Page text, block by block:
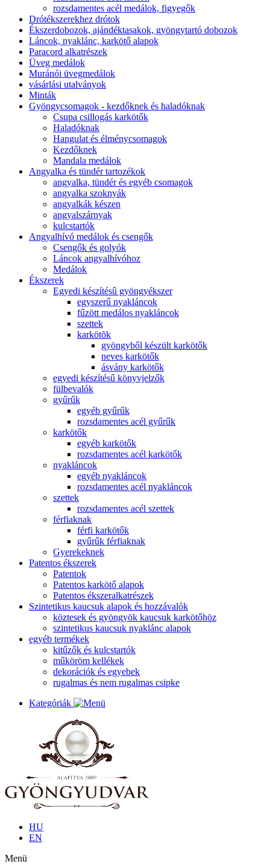
rozsdamentes acél medálok, figyegők
Drótékszerekhez drótok
Ékszerdobozok, ajándéktasakok, gyöngytartó dobozok
Láncok, nyaklánc, karkötő alapok
Paracord alkatrészek
Üveg medálok
Muránói üvegmedálok
vásárlási utalványok
Minták
Gyöngycsomagok - kezdőknek és haladóknak
Csupa csillogás karkötők
Haladóknak
Hangulat és élménycsomagok
Kezdőknek
Mandala medálok
Angyalka és tündér tartozékok
angyalka, tündér és egyéb csomagok
angyalka szoknyák
angyalkák készen
angyalszárnyak
kulcstartók
Angyalhívó medálok és csengők
Csengők és golyók
Láncok angyalhívóhoz
Medálok
Ékszerek
Egyedi készítésû gyöngyékszer
egyszerű nyakláncok
fűzött medálos nyakláncok
szettek
karkötõk
gyöngyből készült karkötők
neves karkötők
ásvány karkötők
egyedi készítésű könyvjelzők
fülbevalók
gyűrűk
egyéb gyűrűk
rozsdamentes acél gyűrűk
karkötők
egyéb karkötők
rozsdamentes acél karkötők
nyakláncok
egyéb nyakláncok
rozsdamentes acél nyakláncok
szettek
rozsdamentes acél szettek
férfiaknak
férfi karkötők
gyűrűk férfiaknak
Gyerekeknek
Patentos ékszerek
Patentok
Patentos karkötő alapok
Patentos ékszeralkatrészek
Szintetikus kaucsuk alapok és hozzávalók
köztesek és gyöngyök kaucsuk karkötőhöz
szintetikus kaucsuk nyaklánc alapok
egyéb termékek
kitűzők és kulcstartók
műköröm kellékek
dekorációk és egyebek
rugalmas és nem rugalmas csipke
Kategóriák
HU
EN
Menü